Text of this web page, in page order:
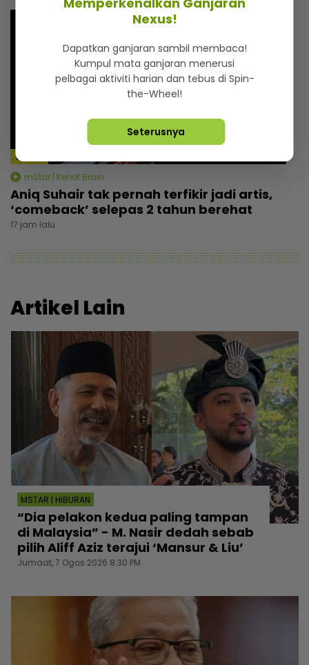
mStar | Kenot Brain
Aniq Suhair tak pernah terfikir jadi artis,
‘comeback’ selepas 2 tahun berehat
17 jam lalu
Artikel Lain
MSTAR | HIBURAN
“Dia pelakon kedua paling tampan
di Malaysia” - M. Nasir dedah sebab
pilih Aliff Aziz terajui ‘Mansur & Liu’
Jumaat, 7 Ogos 2026 8:30 PM
Nexus!
Dapatkan ganjaran sambil membaca!
Kumpul mata ganjaran menerusi
pelbagai aktiviti harian dan tebus di Spin-
the-Wheel!
Seterusnya